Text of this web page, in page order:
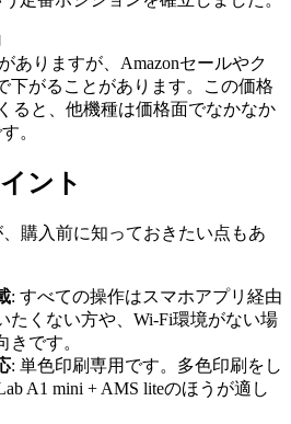
ありますが、Amazonセールやク
下がることがあります。この価格
ると、他機種は価格面でなかなか
。
ント
購入前に知っておきたい点もあ
: すべての操作はスマホアプリ経由
たくない方や、Wi-Fi環境がない場
きです。
: 単色印刷専用です。多色印刷をし
A1 mini + AMS liteのほうが適し